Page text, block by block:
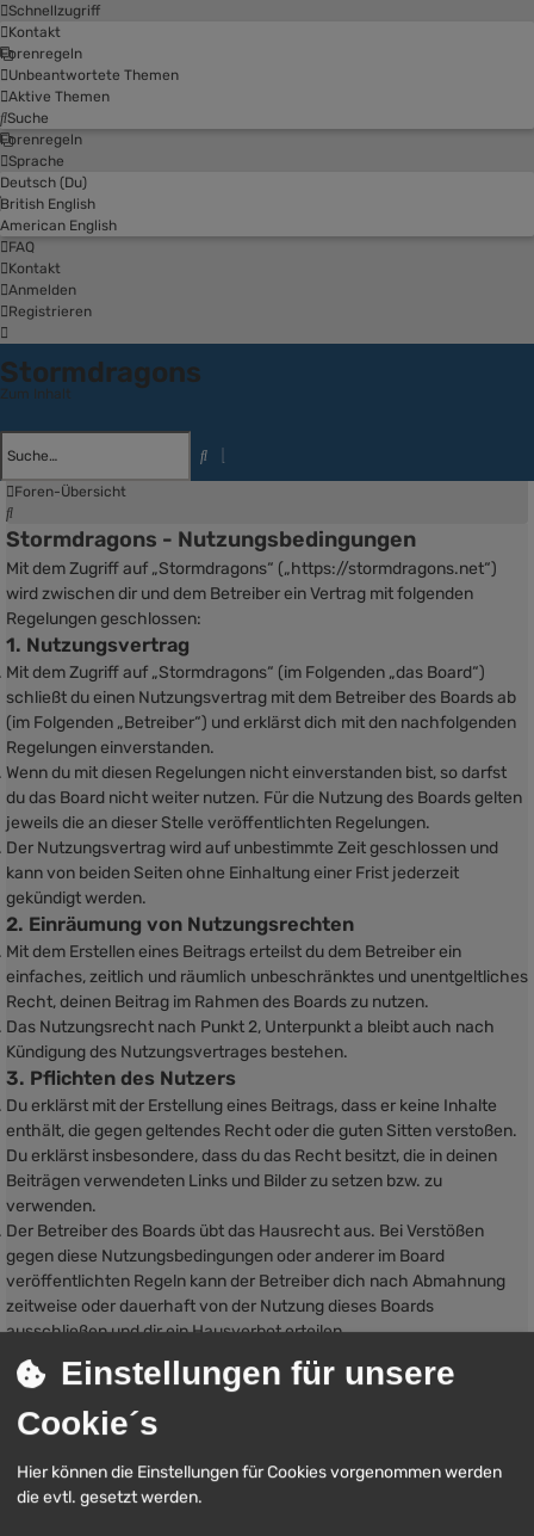
Schnellzugriff
Kontakt
Forenregeln
Unbeantwortete Themen
Aktive Themen
Suche
Forenregeln
Sprache
Deutsch (Du)
British English
American English
FAQ
Kontakt
Anmelden
Registrieren
Stormdragons
Zum Inhalt
SucheSuche
Foren-Übersicht
Suche
Stormdragons - Nutzungsbedingungen
Mit dem Zugriff auf „Stormdragons“ („https://stormdragons.net“)
wird zwischen dir und dem Betreiber ein Vertrag mit folgenden
Regelungen geschlossen:
1. Nutzungsvertrag
Mit dem Zugriff auf „Stormdragons“ (im Folgenden „das Board“)
schließt du einen Nutzungsvertrag mit dem Betreiber des Boards ab
(im Folgenden „Betreiber“) und erklärst dich mit den nachfolgenden
Regelungen einverstanden.
Wenn du mit diesen Regelungen nicht einverstanden bist, so darfst
du das Board nicht weiter nutzen. Für die Nutzung des Boards gelten
jeweils die an dieser Stelle veröffentlichten Regelungen.
Der Nutzungsvertrag wird auf unbestimmte Zeit geschlossen und
kann von beiden Seiten ohne Einhaltung einer Frist jederzeit
gekündigt werden.
2. Einräumung von Nutzungsrechten
Mit dem Erstellen eines Beitrags erteilst du dem Betreiber ein
einfaches, zeitlich und räumlich unbeschränktes und unentgeltliches
Recht, deinen Beitrag im Rahmen des Boards zu nutzen.
Das Nutzungsrecht nach Punkt 2, Unterpunkt a bleibt auch nach
Kündigung des Nutzungsvertrages bestehen.
3. Pflichten des Nutzers
Du erklärst mit der Erstellung eines Beitrags, dass er keine Inhalte
enthält, die gegen geltendes Recht oder die guten Sitten verstoßen.
Du erklärst insbesondere, dass du das Recht besitzt, die in deinen
Beiträgen verwendeten Links und Bilder zu setzen bzw. zu
verwenden.
Der Betreiber des Boards übt das Hausrecht aus. Bei Verstößen
gegen diese Nutzungsbedingungen oder anderer im Board
veröffentlichten Regeln kann der Betreiber dich nach Abmahnung
zeitweise oder dauerhaft von der Nutzung dieses Boards
ausschließen und dir ein Hausverbot erteilen.
Du nimmst zur Kenntnis, dass der Betreiber keine Verantwortung für
die Inhalte von Beiträgen übernimmt, die er nicht selbst erstellt hat
oder die er nicht zur Kenntnis genommen hat. Du gestattest dem
Betreiber, dein Benutzerkonto, Beiträge und Funktionen jederzeit zu
Du gestattest dem Betreiber darüber hinaus, deine Beiträge
abzuändern, sofern sie gegen o. g. Regeln verstoßen oder geeignet
Einstellungen für unsere
Cookie´s
Hier können die Einstellungen für Cookies vorgenommen werden
die evtl. gesetzt werden.